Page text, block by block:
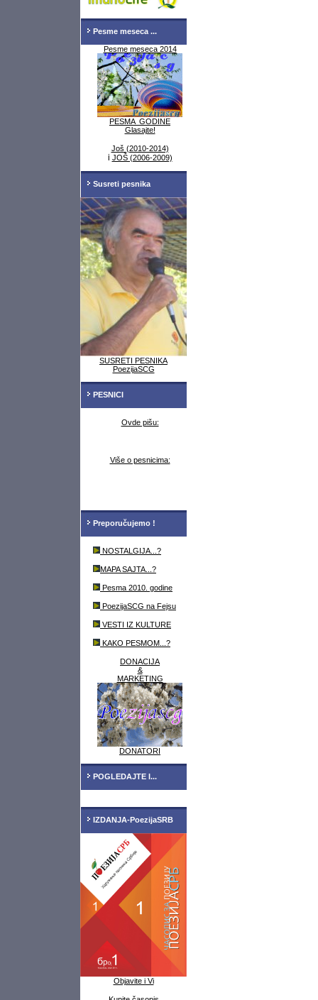
Pesme meseca ...
Pesme meseca 2014
PESMA GODINE
Glasajte!
Još (2010-2014)
i JOŠ (2006-2009)
Susreti pesnika
SUSRETI PESNIKA
PoezijaSCG
PESNICI
Ovde pišu:
Više o pesnicima:
Preporučujemo !
NOSTALGIJA...?
MAPA SAJTA...?
Pesma 2010. godine
PoezijaSCG na Fejsu
VESTI IZ KULTURE
KAKO PESMOM...?
DONACIJA
&
MARKETING
DONATORI
POGLEDAJTE I...
IZDANJA-PoezijaSRB
Objavite i Vi